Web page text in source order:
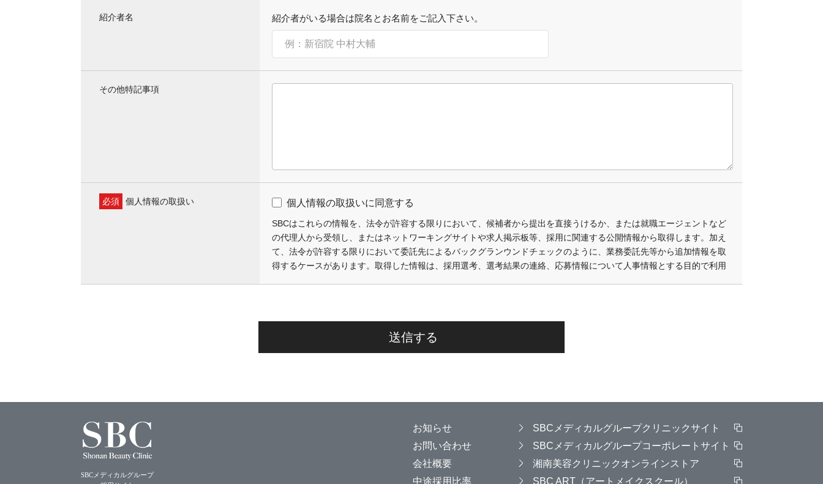
紹介者名 紹介者がいる場合は院名とお名前をご記入下さい。
その他特記事項
必須 個人情報の取扱い 個人情報の取扱いに同意する
SBCはこれらの情報を、法令が許容する限りにおいて、候補者から提出を直接うけるか、または就職エージェントなど
の代理人から受領し、またはネットワーキングサイトや求人掲示板等、採用に関連する公開情報から取得します。加え
て、法令が許容する限りにおいて委託先によるバックグランウンドチェックのように、業務委託先等から追加情報を取
得するケースがあります。取得した情報は、採用選考、選考結果の連絡、応募情報について人事情報とする目的で利用
送信する
SBCメディカルグループ
お知らせ
お問い合わせ
会社概要
中途採用比率
SBCメディカルグループクリニックサイト
SBCメディカルグループコーポレートサイト
湘南美容クリニックオンラインストア
SBC ART（アートメイクスクール）